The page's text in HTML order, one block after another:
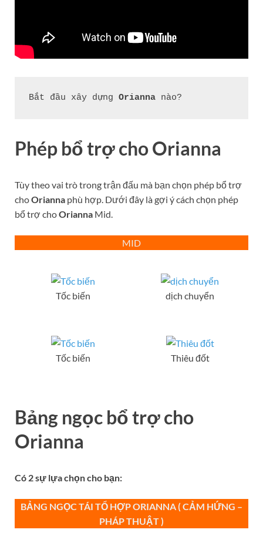
Bắt đầu xây dựng Orianna nào?
Phép bổ trợ choOrianna
Tùy theo vai trò trong trận đấu mà bạn chọn phép bổ trợ
choOrianna phù hợp. Dưới đây là gợi ý cách chọn phép
bổ trợ choOrianna Mid.
MID
Tốc biến dịch chuyển
Tốc biến Thiêu đốt
Bảng ngọc bổ trợcho
Orianna
Có 2 sự lựa chọn cho bạn:
BẢNG NGỌC TÁI TỔ HỢP ORIANNA ( CẢM HỨNG –
PHÁP THUẬT )